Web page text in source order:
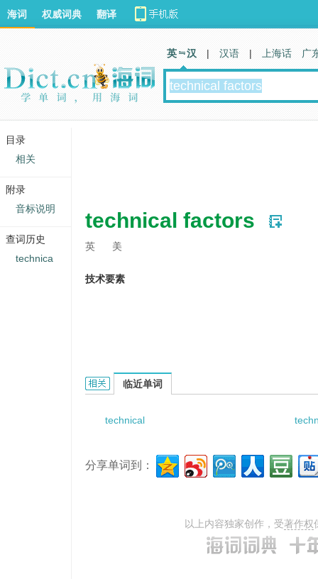
technical factors
英 美
技术要素
technical factors的相关资料：
临近单词
technical
分享单词到：
以上内容独家创作，受著作权
海词 权威词典 翻译
英 汉 | 汉语 | 上海话 广
目录
相关
附录
音标说明
查词历史
technica